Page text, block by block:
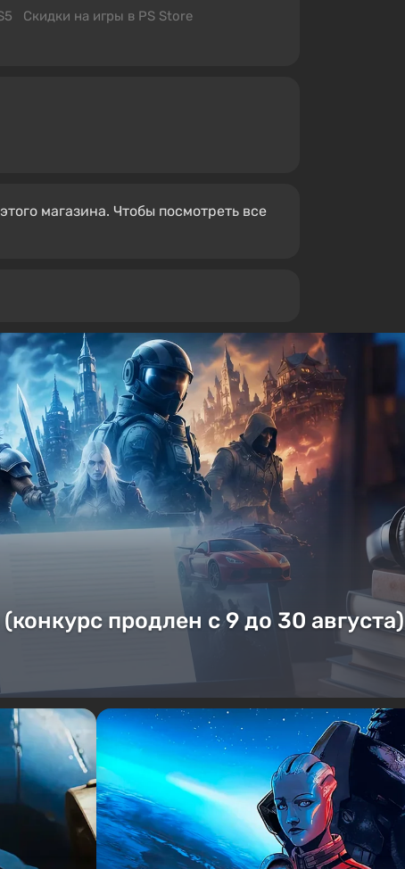
Скидки на игры в PS Store
магазина. Чтобы посмотреть все
продлен с 9 до 30 августа)